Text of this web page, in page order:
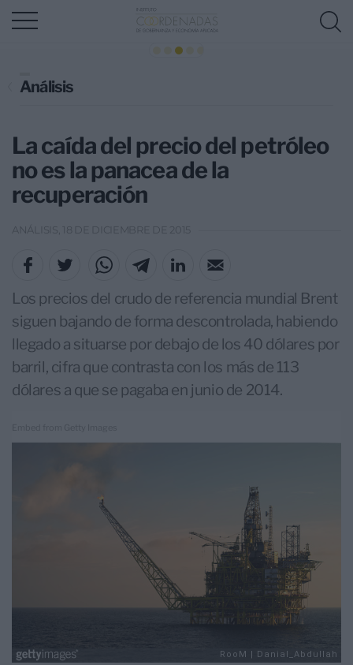
Análisis
La caída del precio del petróleo
no es la panacea de la
recuperación
ANÁLISIS, 18 DE DICIEMBRE DE 2015
Los precios del crudo de referencia mundial Brent
siguen bajando de forma descontrolada, habiendo
llegado a situarse por debajo de los 40 dólares por
barril, cifra que contrasta con los más de 113
dólares a que se pagaba en junio de 2014.